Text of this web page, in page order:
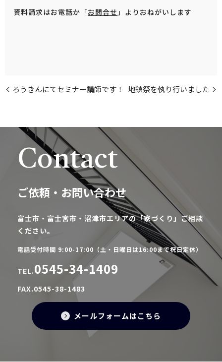
資料請求はお電話か「お問合せ」よりおねがいします
ろうきんにてセミナー講師です！ 地鎮祭を執り行いました
Contact
ご依頼・お問い合わせ
富士市・富士宮市・沼津市エリアの「家づくり」ご相談
ください。
電話受付時間 9:00-17:00（土・日曜日は16:00まで祝日定休）
TEL.0545-34-1409
FAX.0545-38-1483
メールフォームはこちら